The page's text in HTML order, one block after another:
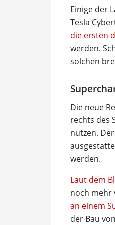
Einige der
Tesla
die ersten
werden.
solchen
Die neue
rechts des
nutzen.
werden.
Laut dem
noch mehr
an einem
der Bau